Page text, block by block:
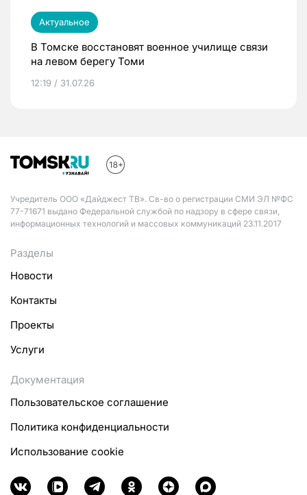
Актуальное
В Томске восстановят военное училище связи
на левом берегу Томи
12:19 / 31.07.26
Учредитель ООО «Дайджест ТВ». Св-во о регистрации СМИ ЭЛ №ФС
77-71671 выдано Федеральной службой по надзору в сфере связи,
информационных технологий и массовых коммуникаций 23.11.2017
Разделы
Новости
Контакты
Проекты
Услуги
Документация
Пользовательское соглашение
Политика конфиденциальности
Использование cookie